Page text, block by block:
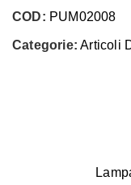
COD: PUM02008
Categorie: Articoli